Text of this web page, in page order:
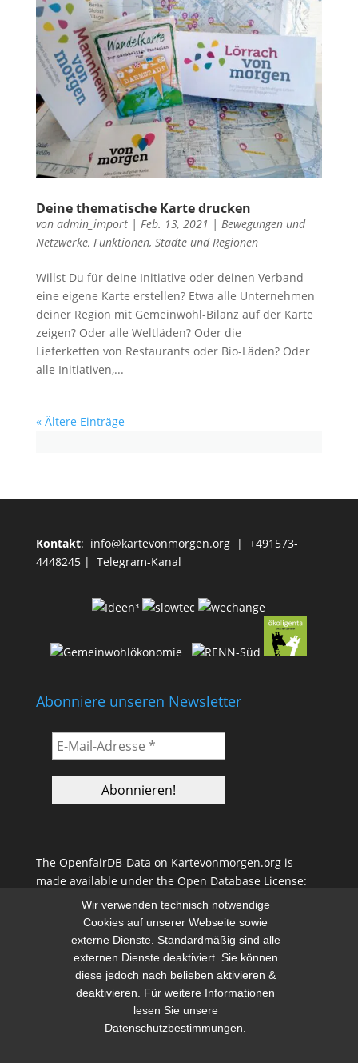
Deine thematische Karte drucken
von admin_import| Feb. 13, 2021 | Bewegungen und
Netzwerke, Funktionen, Städte und Regionen
Willst Du für deine Initiative oder deinen Verband
eine eigene Karte erstellen? Etwa alle Unternehmen
deiner Region mit Gemeinwohl-Bilanz auf der Karte
zeigen? Oder alle Weltläden? Oder die
Lieferketten von Restaurants oder Bio-Läden? Oder
alle Initiativen,...
« Ältere Einträge
Kontakt: info@kartevonmorgen.org| +491573-
4448245 | Telegram-Kanal
Abonniere unseren Newsletter
The OpenfairDB-Data on Kartevonmorgen.org is
made available under the Open Database License:
http://opendatacommons.org/licenses/odbl/1.0/
rights in individual contents of the database are
licensed under the Database Contents License.
Find out more...
Wir verwenden technisch notwendige
Cookies auf unserer Webseite sowie
externe Dienste. Standardmäßig sind alle
externen Dienste deaktiviert. Sie können
diese jedoch nach belieben aktivieren &
deaktivieren. Für weitere Informationen
lesen Sie unsere
Datenschutzbestimmungen.